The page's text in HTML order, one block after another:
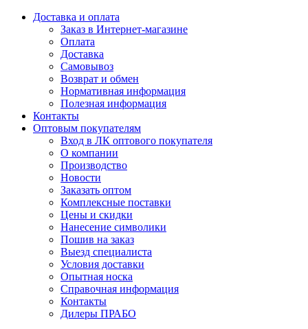
Доставка и оплата
Заказ в Интернет-магазине
Оплата
Доставка
Самовывоз
Возврат и обмен
Нормативная информация
Полезная информация
Контакты
Оптовым покупателям
Вход в ЛК оптового покупателя
О компании
Производство
Новости
Заказать оптом
Комплексные поставки
Цены и скидки
Нанесение символики
Пошив на заказ
Выезд специалиста
Условия доставки
Опытная носка
Справочная информация
Контакты
Дилеры ПРАБО